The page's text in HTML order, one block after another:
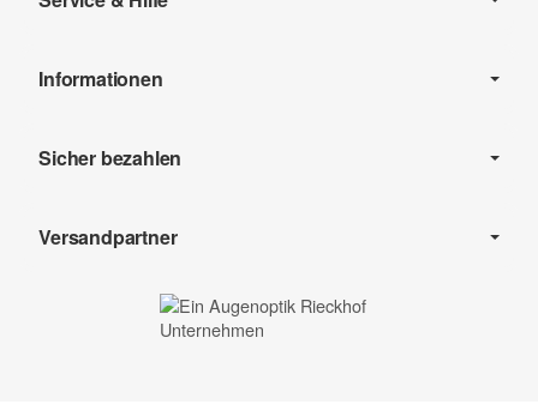
Informationen
Sicher bezahlen
Versandpartner